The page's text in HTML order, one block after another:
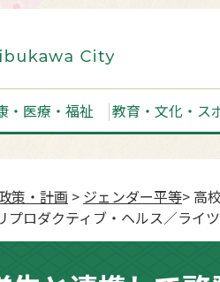
・医療・福祉 教育・文化・ス
策・計画 > ジェンダー平等> 高
プロダクティブ・ヘルス／ライ